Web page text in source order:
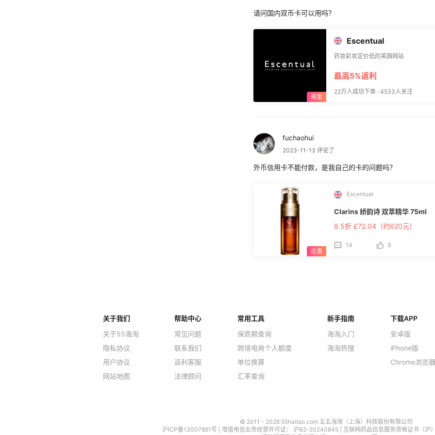
请问国内双币卡可以用吗？
Escentual
药妆彩妆定价低的英国网站
最高5%返利
22万人成功下单 · 4533人关注
fuchaohui
2023-11-13 评论了
外币信用卡不能付款，是我自己的卡的问题吗？
Escentual
Clarins 娇韵诗 双萃精华 75ml
8.5折 £72.04（约620元）
14 9
关于我们
关于55海淘
隐私协议
用户协议
网站地图
帮助中心
常见问题
联系我们
返利客服
法律顾问
常用工具
保质期查询
跨境电商个人额度
单位换算
汇率查询
新手指南
海淘入门
海淘热搜
下载APP
安卓版
iPhone版
Chrome浏览
© 2011 - 2026 55haitao.com 五五海淘（上海）科技股份有限公司
沪ICP备13007891号
| 增值电信业务经营许可证： 沪B2-20240845
互联网药品信息服务资格证书（